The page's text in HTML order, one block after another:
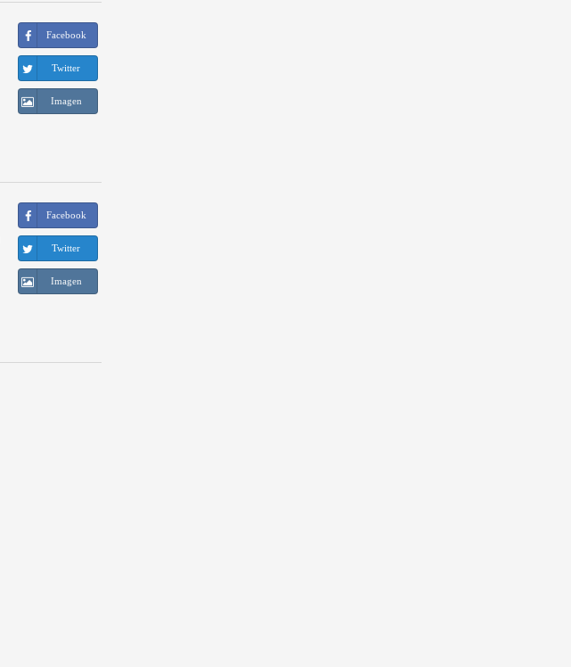
Facebook
Twitter
Imagen
Facebook
Twitter
Imagen